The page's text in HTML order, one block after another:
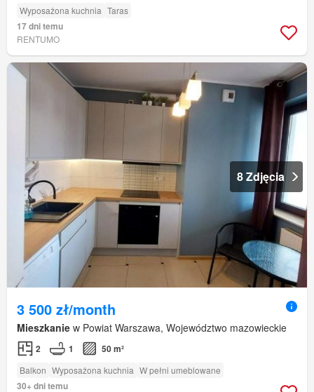
Wyposażona kuchnia Taras
17 dni temu
RENTUMO
8 Zdjęcia
3 500 zł/month
Mieszkanie w Powiat Warszawa, Województwo mazowieckie
2 1 50 m²
Balkon Wyposażona kuchnia W pełni umeblowane
30+ dni temu